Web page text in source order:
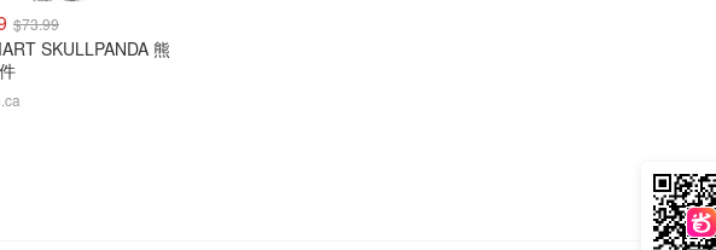
$73.99
SKULLPANDA 熊